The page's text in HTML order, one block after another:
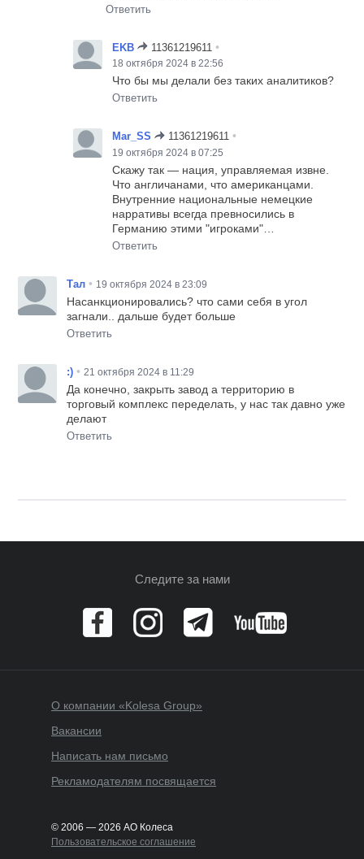
Ответить
EKB 11361219611 •
18 октября 2024 в 22:56
Что бы мы делали без таких аналитиков?
Ответить
Mar_SS 11361219611 •
19 октября 2024 в 07:25
Скажу так — нация, управляемая извне.
Что англичанами, что американцами.
Внутренние национальные немецкие
нарративы всегда превносились в
Германию этими "игроками"…
Ответить
Тал • 19 октября 2024 в 23:09
Насанкционировались? что сами себя в угол
загнали.. дальше будет больше
Ответить
:) • 21 октября 2024 в 11:29
Да конечно, закрыть завод а территорию в
торговый комплекс переделать, у нас так давно уже
делают
Ответить
Следите за нами
О компании «Kolesa Group»
Вакансии
Написать нам письмо
Рекламодателям посвящается
© 2006 — 2026 АО Колеса
Пользовательское соглашение